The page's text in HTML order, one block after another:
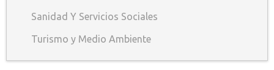
Sanidad Y Servicios Sociales
Turismo y Medio Ambiente